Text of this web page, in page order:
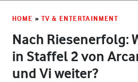
HOME » TV & ENTERTAINMENT
Nach Riesenerfolg:
in Staffel 2 von
und Vi weiter?